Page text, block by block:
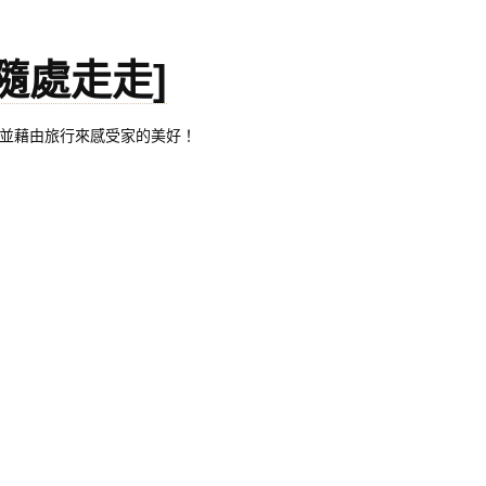
處走走]
由旅行來感受家的美好！